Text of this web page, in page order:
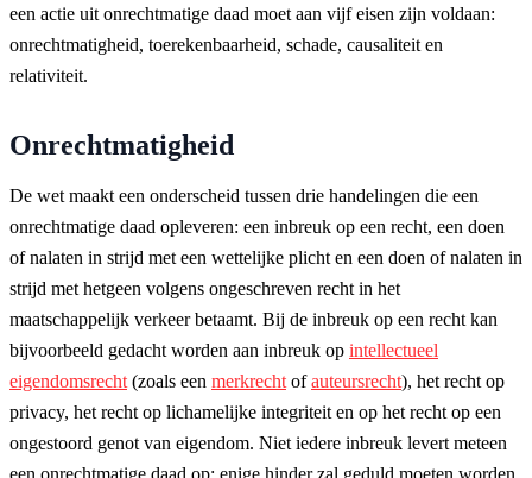
een actie uit onrechtmatige daad moet aan vijf eisen zijn voldaan:
onrechtmatigheid, toerekenbaarheid, schade, causaliteit en
relativiteit.
Onrechtmatigheid
De wet maakt een onderscheid tussen drie handelingen die een
onrechtmatige daad opleveren: een inbreuk op een recht, een doen
of nalaten in strijd met een wettelijke plicht en een doen of nalaten in
strijd met hetgeen volgens ongeschreven recht in het
maatschappelijk verkeer betaamt. Bij de inbreuk op een recht kan
bijvoorbeeld gedacht worden aan inbreuk op intellectueel
eigendomsrecht (zoals een merkrecht ofauteursrecht), het recht op
privacy, het recht op lichamelijke integriteit en op het recht op een
ongestoord genot van eigendom. Niet iedere inbreuk levert meteen
een onrechtmatige daad op; enige hinder zal geduld moeten worden.